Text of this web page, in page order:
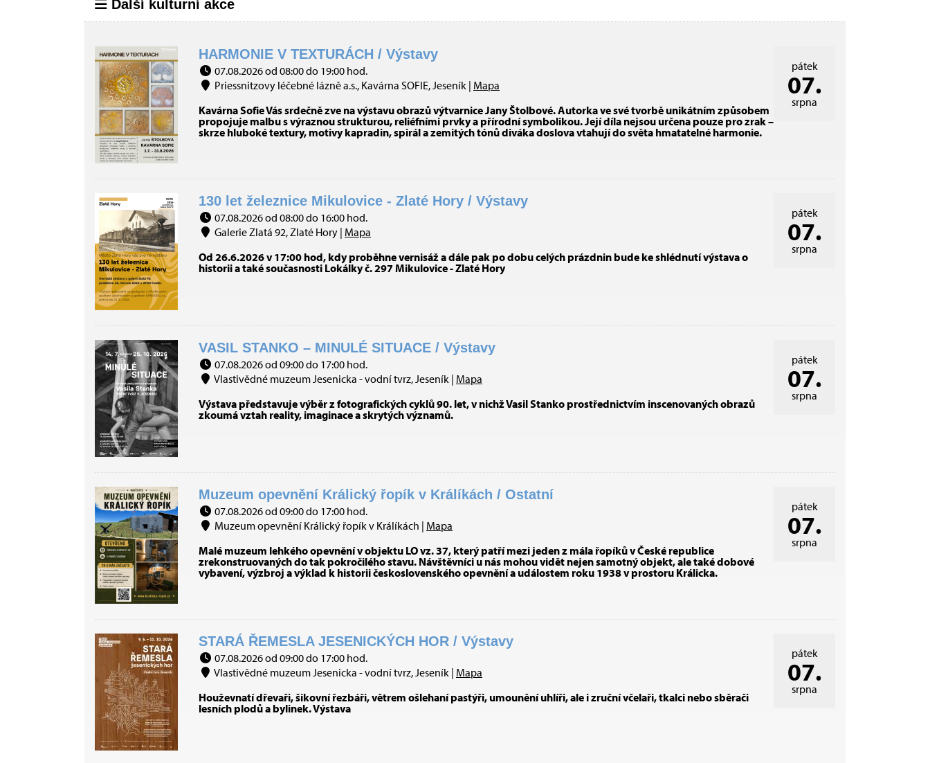
Další kulturní akce
pátek
07.
srpna
HARMONIE V TEXTURÁCH / Výstavy
07.08.2026 od 08:00 do 19:00 hod.
Priessnitzovy léčebné lázně a.s., Kavárna SOFIE, Jeseník | Mapa
Kavárna Sofie Vás srdečně zve na výstavu obrazů výtvarnice Jany Štolbové. Autorka ve své tvorbě unikátním způsobem
propojuje malbu s výraznou strukturou, reliéfními prvky a přírodní symbolikou. Její díla nejsou určena pouze pro zrak –
skrze hluboké textury, motivy kapradin, spirál a zemitých tónů diváka doslova vtahují do světa hmatatelné harmonie.
pátek
07.
srpna
130 let železnice Mikulovice - Zlaté Hory / Výstavy
07.08.2026 od 08:00 do 16:00 hod.
Galerie Zlatá 92, Zlaté Hory | Mapa
Od 26.6.2026 v 17:00 hod, kdy proběhne vernisáž a dále pak po dobu celých prázdnin bude ke shlédnutí výstava o
historii a také současnosti Lokálky č. 297 Mikulovice - Zlaté Hory
pátek
07.
srpna
VASIL STANKO – MINULÉ SITUACE / Výstavy
07.08.2026 od 09:00 do 17:00 hod.
Vlastivědné muzeum Jesenicka - vodní tvrz, Jeseník | Mapa
Výstava představuje výběr z fotografických cyklů 90. let, v nichž Vasil Stanko prostřednictvím inscenovaných obrazů
zkoumá vztah reality, imaginace a skrytých významů.
pátek
07.
srpna
Muzeum opevnění Králický řopík v Králíkách / Ostatní
07.08.2026 od 09:00 do 17:00 hod.
Muzeum opevnění Králický řopík v Králíkách | Mapa
Malé muzeum lehkého opevnění v objektu LO vz. 37, který patří mezi jeden z mála řopíků v České republice
zrekonstruovaných do tak pokročilého stavu. Návštěvníci u nás mohou vidět nejen samotný objekt, ale také dobové
vybavení, výzbroj a výklad k historii československého opevnění a událostem roku 1938 v prostoru Králicka.
pátek
07.
srpna
STARÁ ŘEMESLA JESENICKÝCH HOR / Výstavy
07.08.2026 od 09:00 do 17:00 hod.
Vlastivědné muzeum Jesenicka - vodní tvrz, Jeseník | Mapa
Houževnatí dřevaři, šikovní řezbáři, větrem ošlehaní pastýři, umounění uhlíři, ale i zruční včelaři, tkalci nebo sběrači
lesních plodů a bylinek. Výstava